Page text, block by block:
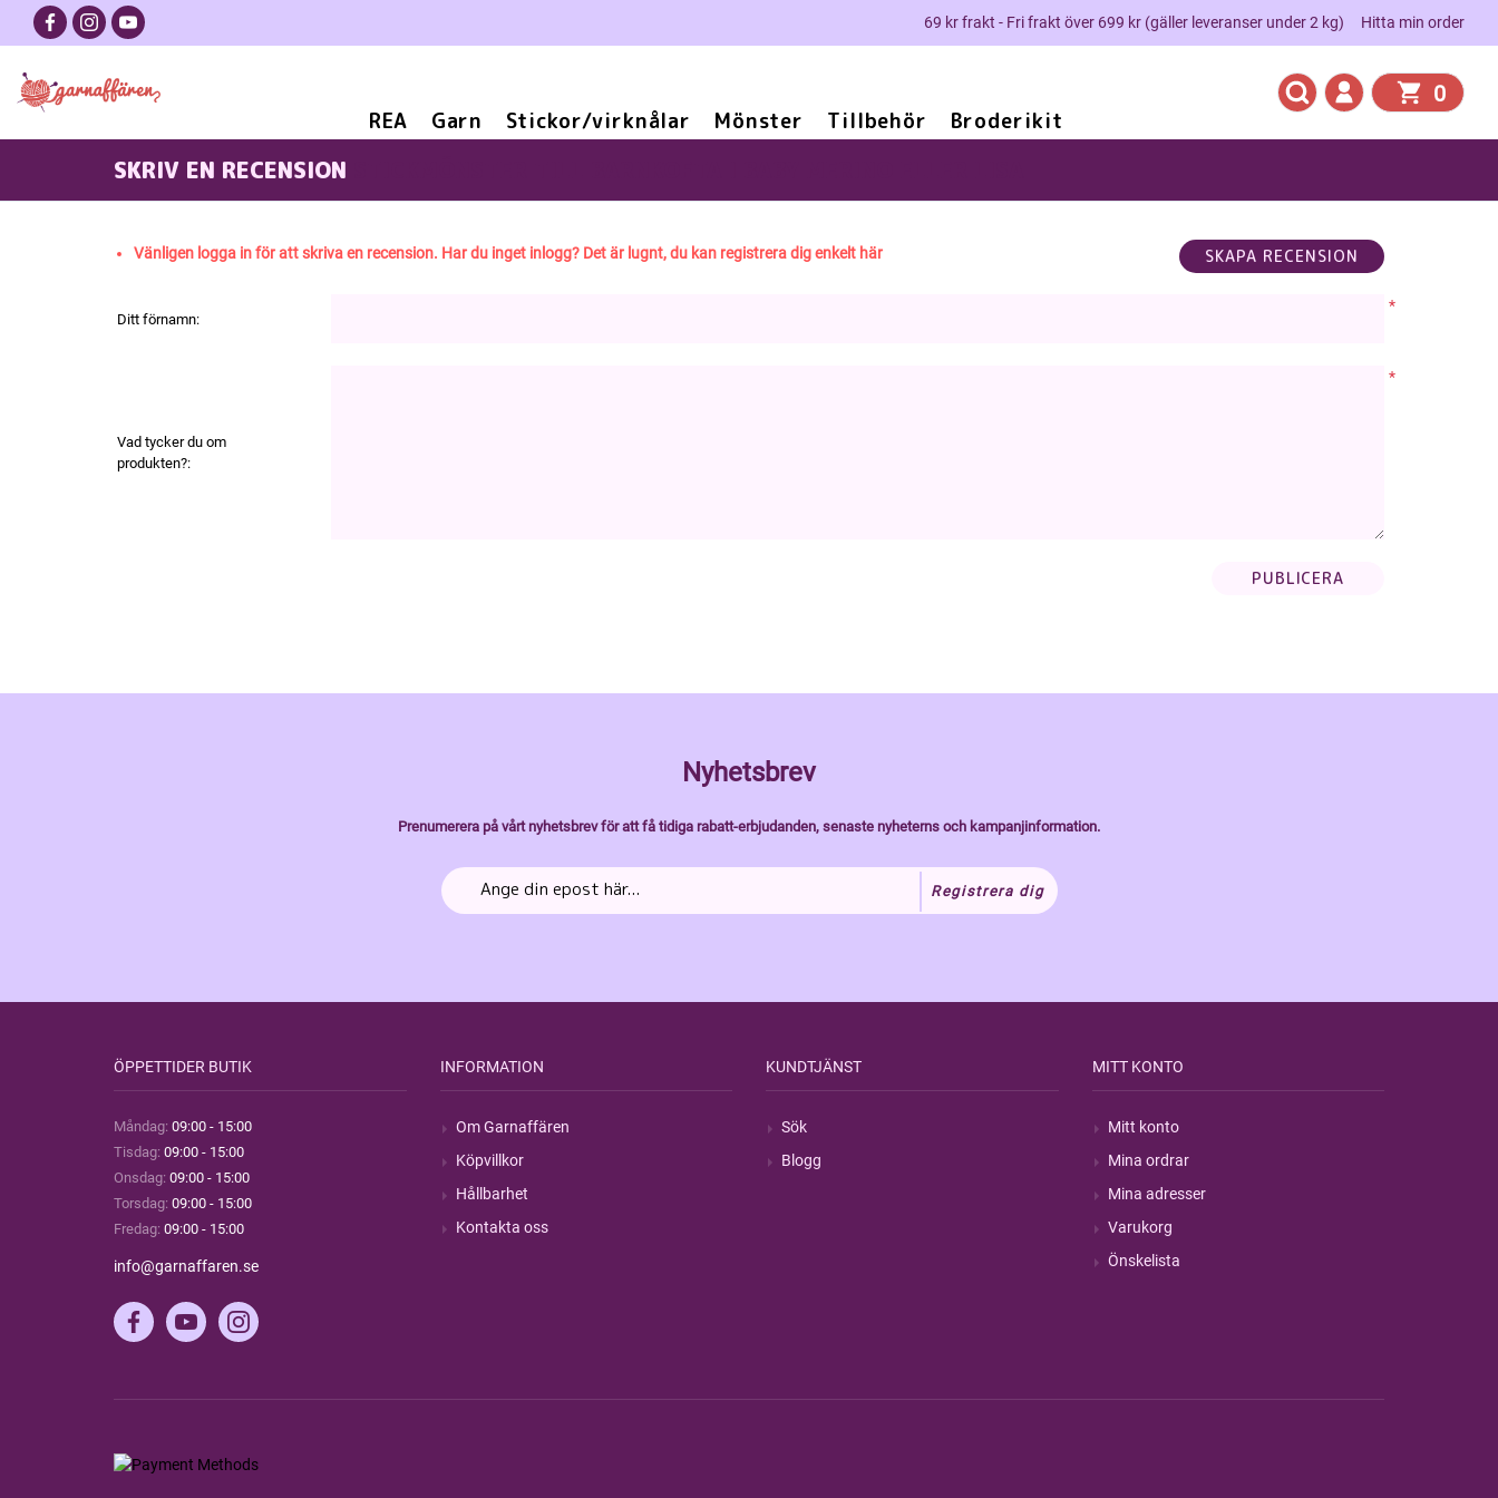
69 kr frakt - Fri frakt över 699 kr (gäller leveranser under 2 kg) Hitta min order
REA Garn Stickor/virknålar Mönster Tillbehör Broderikit
0
SKRIV EN RECENSION
Vänligen logga in för att skriva en recension. Har du inget inlogg? Det är lugnt, du kan registrera dig enkelt här
Ditt förnamn:
*
Vad tycker du om
produkten?:
*
Nyhetsbrev
Prenumerera på vårt nyhetsbrev för att få tidiga rabatt-erbjudanden, senaste nyheterns och kampanjinformation.
Registrera dig
ÖPPETTIDER BUTIK
Måndag: 09:00 - 15:00
Tisdag: 09:00 - 15:00
Onsdag: 09:00 - 15:00
Torsdag: 09:00 - 15:00
Fredag: 09:00 - 15:00
info@garnaffaren.se
INFORMATION
Om Garnaffären
Köpvillkor
Hållbarhet
Kontakta oss
KUNDTJÄNST
Sök
Blogg
MITT KONTO
Mitt konto
Mina ordrar
Mina adresser
Varukorg
Önskelista